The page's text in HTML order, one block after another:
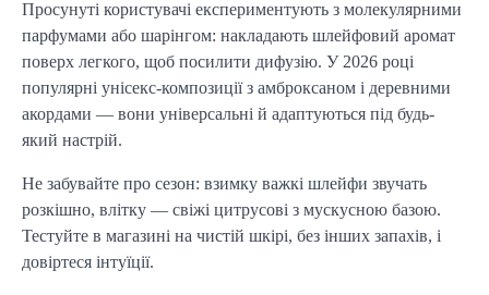
Просунуті користувачі експериментують з молекулярними
парфумами або шарінгом: накладають шлейфовий аромат
поверх легкого, щоб посилити дифузію. У 2026 році
популярні унісекс-композиції з амброксаном і деревними
акордами — вони універсальні й адаптуються під будь-
який настрій.
Не забувайте про сезон: взимку важкі шлейфи звучать
розкішно, влітку — свіжі цитрусові з мускусною базою.
Тестуйте в магазині на чистій шкірі, без інших запахів, і
довіртеся інтуїції.